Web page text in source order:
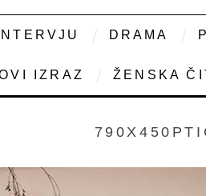
INTERVJU DRAMA
IZRAZ ŽENSKA